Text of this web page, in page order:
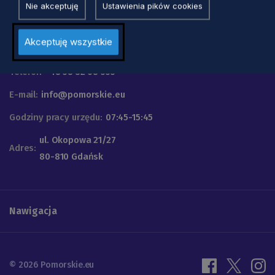
Urząd Marszałkowski
Województwa Pomorskiego
Telefon +48 58 32 68 555
E-mail: info@pomorskie.eu
Godziny pracy urzędu: 07:45-15:45
Adres:
ul. Okopowa 21/27
80-810 Gdańsk
Nawigacja
© 2026 Pomorskie.eu
Nie akceptuję Ustawienia pików cookies
Akceptuję wszystkie